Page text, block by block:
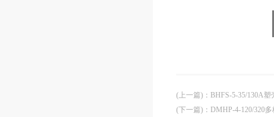
(上一篇) ： BHFS-5-35/130A
(下一篇) ： DMHP-4-120/320